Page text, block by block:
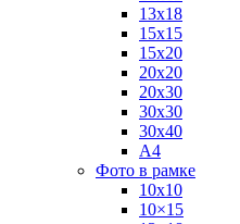
13х18
15х15
15х20
20х20
20х30
30х30
30х40
А4
Фото в рамке
10х10
10×15